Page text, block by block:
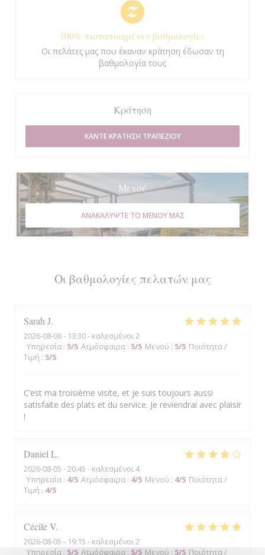
Οι βαθμολογίες πελατών μας
Sarah J
2026-08-06- 13:30 - καλεσμένοι 2
Υπηρεσία : 5/5 Ατμόσφαιρα : 5/5 Μενού : 5/5 Ποιότητα /
Τιμή : 5/5
C’est ma troisième visite, et je suis toujours aussi
satisfaite des plats et du service. Je reviendrai avec plaisir
!
Daniel L
2026-08-05 - 20:45 - καλεσμένοι 4
Υπηρεσία : 4/5 Ατμόσφαιρα : 4/5 Μενού : 4/5 Ποιότητα /
Τιμή : 4/5
CécileV
2026-08-05 - 19:15 - καλεσμένοι 2
Υπηρεσία : 5/5 Ατμόσφαιρα : 5/5 Μενού : 5/5 Ποιότητα /
100% πιστοποιημένες βαθμολογίες
Οι πελάτες μας που έκαναν κράτηση έδωσαν τη
βαθμολογία τους
Κράτηση
ΚΆΝΤΕ ΚΡΆΤΗΣΗ ΤΡΑΠΕΖΙΟΎ
Μενού
ΑΝΑΚΑΛΎΨΤΕ ΤΟ ΜΕΝΟΎ ΜΑΣ